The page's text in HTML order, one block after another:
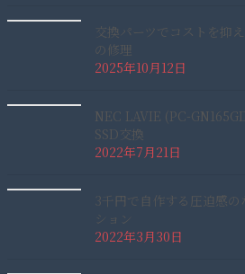
交換パーツでコストを抑
の修理
2025年10月12日
NEC LAVIE (PC-
SSD交換
2022年7月21日
3千円で自作する圧迫感の
ション
2022年3月30日